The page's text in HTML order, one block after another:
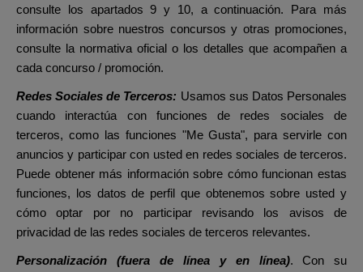
consulte los apartados 9 y 10, a continuación. Para más
información sobre nuestros concursos y otras promociones,
consulte la normativa oficial o los detalles que acompañen a
cada concurso / promoción.
Redes Sociales de Terceros: Usamos sus Datos Personales
cuando interactúa con funciones de redes sociales de
terceros, como las funciones "Me Gusta", para servirle con
anuncios y participar con usted en redes sociales de terceros.
Puede obtener más información sobre cómo funcionan estas
funciones, los datos de perfil que obtenemos sobre usted y
cómo optar por no participar revisando los avisos de
privacidad de las redes sociales de terceros relevantes.
Personalización (fuera de línea y en línea).
Con su